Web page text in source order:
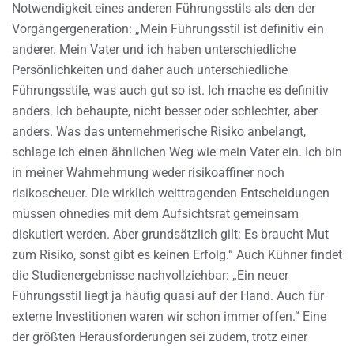
Notwendigkeit eines anderen Führungsstils als den der
Vorgängergeneration: „Mein Führungsstil ist definitiv ein
anderer. Mein Vater und ich haben unterschiedliche
Persönlichkeiten und daher auch unterschiedliche
Führungsstile, was auch gut so ist. Ich mache es definitiv
anders. Ich behaupte, nicht besser oder schlechter, aber
anders. Was das unternehmerische Risiko anbelangt,
schlage ich einen ähnlichen Weg wie mein Vater ein. Ich bin
in meiner Wahrnehmung weder risikoaffiner noch
risikoscheuer. Die wirklich weittragenden Entscheidungen
müssen ohnedies mit dem Aufsichtsrat gemeinsam
diskutiert werden. Aber grundsätzlich gilt: Es braucht Mut
zum Risiko, sonst gibt es keinen Erfolg.“ Auch Kühner findet
die Studienergebnisse nachvollziehbar: „Ein neuer
Führungsstil liegt ja häufig quasi auf der Hand. Auch für
externe Investitionen waren wir schon immer offen.“ Eine
der größten Herausforderungen sei zudem, trotz einer